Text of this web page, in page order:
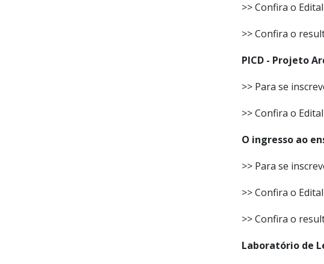
>> Confira o
>> Confira o
PICD - Projeto
>> Para se
>> Confira o
O ingresso ao
>> Para se
>> Confira o
>> Confira o
Laboratório de